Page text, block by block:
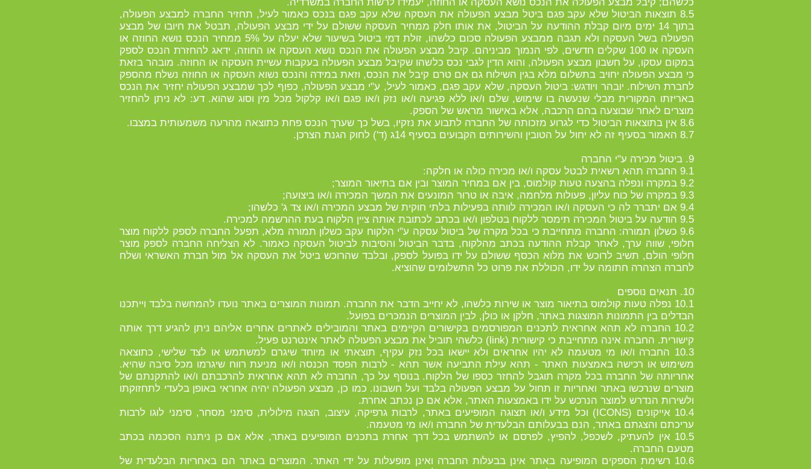
8.5 תוצאות הביטול שלא עקב פגם ביטל מבצע הפעולה את העסקה שלא עקב פגם בנכס כאמור לעיל, תחזיר החברה למבצע הפעולה,
בתוך 14 ימים מיום קבלת ההודעה על הביטול, את אותו חלק ממחיר העסקה ששולם על ידי מבצע הפעולה, תבטל את חיובו של מבצע
הפעולה בשל העסקה ולא תגבה ממבצע הפעולה סכום כלשהו, זולת דמי ביטול בשיעור שלא יעלה על 5% ממחיר הנכס נושא החוזה או
העסקה או 100 שקלים חדשים, לפי הנמוך מביניהם. קיבל מבצע הפעולה את הנכס נושא העסקה או החוזה, ידאג להחזרת הנכס לספק
במקום עסקו, על חשבון מבצע הפעולה, והוא הדין לגבי נכס כלשהו שקיבל מבצע הפעולה בעקבות עשיית העסקה או החוזה. מובהר בזאת
כי מבצע הפעולה יחויב בתשלום מלא בגין השילוח גם אם טרם קיבל את הנכס, וזאת במידה והנכס נשוא העסקה או החוזה נשלח מהספק
לחברת השילוח. יובהר ויודגש: ביטול העסקה, שלא עקב פגם, כאמור לעיל, ע"י מבצע הפעולה, כפוף לכך שמבצע הפעולה יחזיר את הנכס
באריזתו המקורית מבלי שנעשה בו שימוש, שלם ו/או ללא פגיעה ו/או נזק ו/או פגם ו/או קלקול מכל מין וסוג שהוא. דע: לא ניתן להחזיר
מוצרים לאחר שבוצעה בהם הרכבה, אלא באישור מראש של הספק.
8.6 אין בתוצאות הביטול כדי לגרוע מזכותה של החברה לתבוע את נזקיו, בשל כך שערך הנכס פחת כתוצאה מהרעה משמעותית במצבו.
8.7 האמור בסעיף זה לא יחול על הטובין והשירותים הקבועים בסעיף 14ג (ד') לחוק הגנת הצרכן.
9. ביטול מכירה ע"י החברה
9.1 החברה תהא רשאית לבטל עסקה ו/או מכירה כולה או חלקה:
9.2 במקרה ונפלה בהצעה טעות קולמוס, בין אם במחיר המוצר ובין אם בתיאור המוצר;
9.3 במקרה של כוח עליון, פעולות מלחמה, איבה או טרור המונעים את המשך המכירה ו/או ביצועה;
9.4 אם יתברר לה כי העסקה ו/או המכירה לוותה בפעילות בלתי חוקית של מבצע המכירה ו/או צד ג' כלשהו;
9.5 הודעה על ביטול המכירה תימסר ללקוח בטלפון ו/או בכתב לכתובת אותה ציין הלקוח בעת ההרשמה למכירה.
9.6 כשלון תמורה: החברה מתחייבת כי בכל מקרה של ביטול עסקה ע"י הלקוח עקב כשלון תמורה מלא, תפעל החברה לספק ללקוח מוצר
חלופי, שווה ערך, לאחר קבלת ההודעה בכתב מהלקוח, בדבר הביטול והסיבות לביטול העסקה כאמור. לא הצליחה החברה לספק מוצר
חלופי הולם, תשיב לרוכש את מלוא הכסף ששולם על ידו בפועל לספק, ובלבד שהרוכש ביטל את העסקה אל מול חברת האשראי ושלח
לחברה הצהרה חתומה על ידו, הכוללת את פרוט כל התשלומים שהוציא.
10. תנאים נוספים
10.1 נפלה טעות קולמוס בתיאור מוצר או שירות כלשהו, לא יחייב הדבר את החברה. תמונות המוצרים באתר נועדו להמחשה בלבד וייתכנו
הבדלים בין התמונות המוצגות באתר, חלקן או כולן, לבין המוצרים הנמכרים בפועל.
10.2 החברה לא תהא אחראית לתכנים המפורסמים בקישורים הקיימים באתר והמובילים לאתרים אחרים אליהם ניתן להגיע דרך אותה
קישורית. החברה אינה מתחייבת כי קישורית (link) כלשהי תוביל את מבצע הפעולה לאתר אינטרנט פעיל.
10.3 החברה ו/או מי מטעמה לא יהיו אחראים ולא יישאו בכל נזק עקיף, תוצאתי או מיוחד שיגרם למשתמש או לצד שלישי, כתוצאה
משימוש או רכישה באמצעות האתר - תהא עילת התביעה אשר תהא - לרבות הפסד הכנסה ו/או מניעת רווח שיגרמו מכל סיבה שהיא.
אחריותה של החברה בכל מקרה תוגבל להחזר כספו של הלקוח. בנוסף על כך, החברה לא תהא אחראית להרכבתם ו/או להתקנתם של
מוצרים שנרכשו באתר ואחריות זו תחול על מבצע הפעולה בלבד ועל חשבונו. כמו כן, מבצע הפעולה יהיה אחראי באופן בלעדי לתחזוקתו
ולשירות הנדרש למוצר הנרכש על ידו באמצעות האתר, אלא אם כן נכתב אחרת.
10.4 אייקונים (ICONS) וכל מידע ו/או תצוגה המופיעים באתר, לרבות גרפיקה, עיצוב, הצגה מילולית, סימני מסחר, סימני לוגו לרבות
עריכתם והצגתם באתר, הנם בבעלותם הבלעדית של החברה ו/או מי מטעמה.
10.5 אין להעתיק, לשכפל, להפיץ, לפרסם או להשתמש בכל דרך אחרת בתכנים המופיעים באתר, אלא אם כן ניתנה הסכמה בכתב
מטעם החברה.
10.6 רשימת הספקים המופיעה באתר אינן בבעלות החברה ואינן מופעלות על ידי האתר. המוצרים באתר הם באחריות הבלעדית של